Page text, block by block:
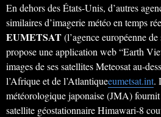
En dehors des États-Unis, d’autres
similaires d’imagerie météo en temps
EUMETSAT(l’agence européenne
propose une application web “Earth
images de ses satellites Meteosat au-
l’Afrique et de l’Atlantiqueeumetsat.int.
météorologique japonaise (JMA)
satellite géostationnaire Himawari-8